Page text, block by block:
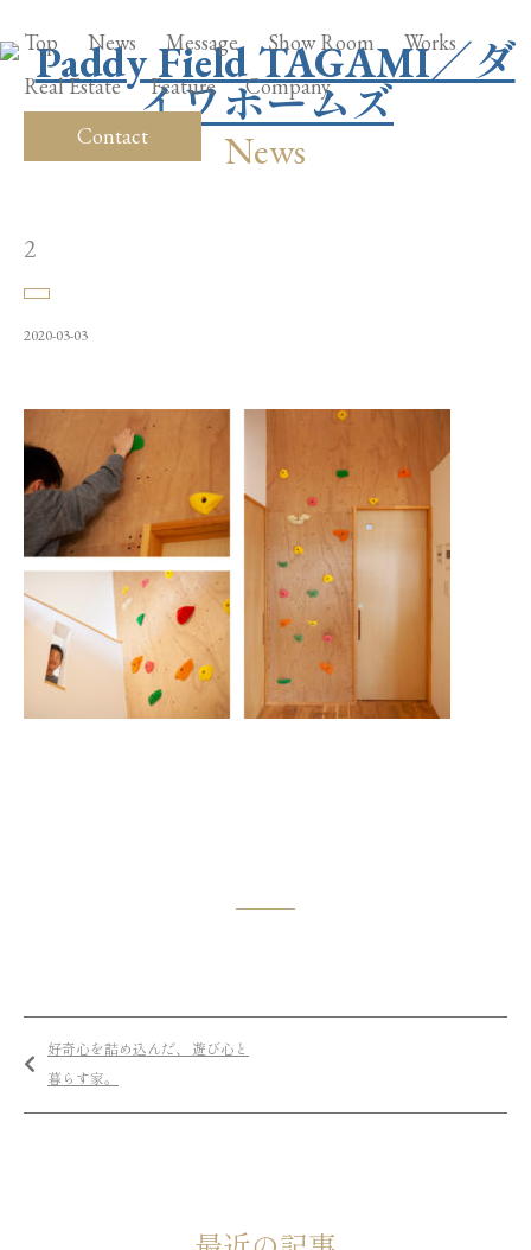
Top News Message Show Room
Works
Real Estate
Feature
Company
Contact
News
2
2020-03-03
好奇心を詰め込んだ、 遊び心と
暮らす家。